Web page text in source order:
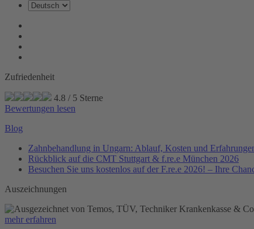
Zufriedenheit
4.8 / 5 Sterne
Bewertungen lesen
Blog
Zahnbehandlung in Ungarn: Ablauf, Kosten und
Rückblick auf die CMT Stuttgart & f.re.e München 2026
Besuchen Sie uns kostenlos auf der F.re.e 2026! – Ihre
Auszeichnungen
mehr erfahren